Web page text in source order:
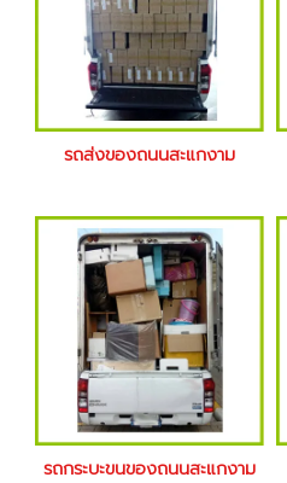
รถส่งของถนนสะแกงาม
รถกระบะขนของถนนสะแกงาม